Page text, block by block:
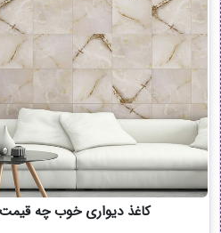
کاغذ دیواری خوب چه